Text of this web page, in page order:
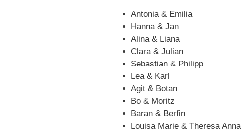
Antonia & Emilia
Hanna & Jan
Alina & Liana
Clara & Julian
Sebastian & Philipp
Lea & Karl
Agit & Botan
Bo & Moritz
Baran & Berfin
Louisa Marie & Theresa Anna